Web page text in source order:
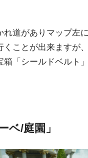
れ道がありマップ左
くことが出来ますが
箱「シールドベルト
ベ/庭園」